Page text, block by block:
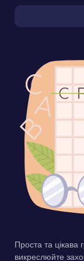
Проста та цікава
викреслюйте